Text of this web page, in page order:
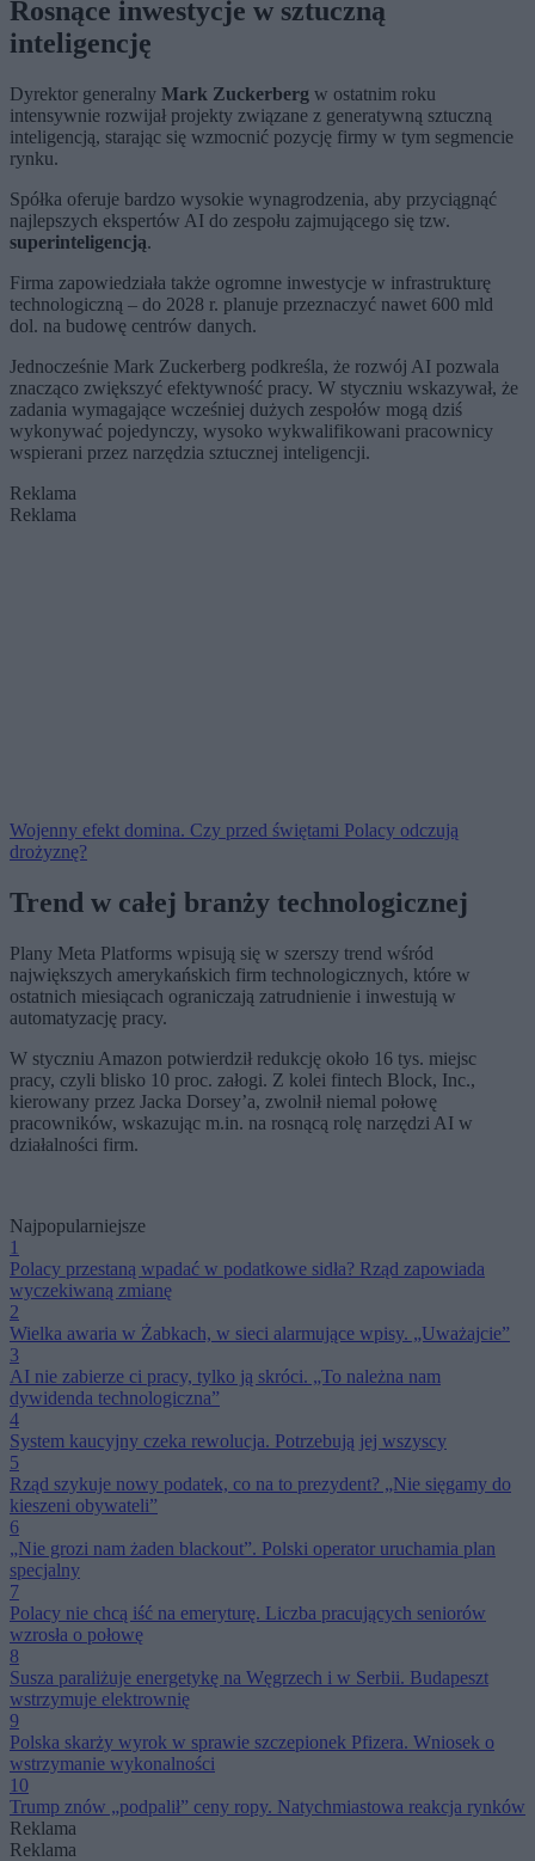
Rosnące inwestycje w sztuczną
inteligencję
Dyrektor generalny Mark Zuckerberg w ostatnim roku
intensywnie rozwijał projekty związane z generatywną sztuczną
inteligencją, starając się wzmocnić pozycję firmy w tym segmencie
rynku.
Spółka oferuje bardzo wysokie wynagrodzenia, aby przyciągnąć
najlepszych ekspertów AI do zespołu zajmującego się tzw.
superinteligencją.
Firma zapowiedziała także ogromne inwestycje w infrastrukturę
technologiczną – do 2028 r. planuje przeznaczyć nawet 600 mld
dol. na budowę centrów danych.
Jednocześnie Mark Zuckerberg podkreśla, że rozwój AI pozwala
znacząco zwiększyć efektywność pracy. W styczniu wskazywał, że
zadania wymagające wcześniej dużych zespołów mogą dziś
wykonywać pojedynczy, wysoko wykwalifikowani pracownicy
wspierani przez narzędzia sztucznej inteligencji.
Reklama
Reklama
Wojenny efekt domina. Czy przed świętami Polacy odczują
drożyznę?
Trend w całej branży technologicznej
Plany Meta Platforms wpisują się w szerszy trend wśród
największych amerykańskich firm technologicznych, które w
ostatnich miesiącach ograniczają zatrudnienie i inwestują w
automatyzację pracy.
W styczniu Amazon potwierdził redukcję około 16 tys. miejsc
pracy, czyli blisko 10 proc. załogi. Z kolei fintech Block, Inc.,
kierowany przez Jacka Dorsey’a, zwolnił niemal połowę
pracowników, wskazując m.in. na rosnącą rolę narzędzi AI w
działalności firm.
Najpopularniejsze
1
Polacy przestaną wpadać w podatkowe sidła? Rząd zapowiada
wyczekiwaną zmianę
2
Wielka awaria w Żabkach, w sieci alarmujące wpisy. „Uważajcie”
3
AI nie zabierze ci pracy, tylko ją skróci. „To należna nam
dywidenda technologiczna”
4
System kaucyjny czeka rewolucja. Potrzebują jej wszyscy
5
Rząd szykuje nowy podatek, co na to prezydent? „Nie sięgamy do
kieszeni obywateli”
6
„Nie grozi nam żaden blackout”. Polski operator uruchamia plan
specjalny
7
Polacy nie chcą iść na emeryturę. Liczba pracujących seniorów
wzrosła o połowę
8
Susza paraliżuje energetykę na Węgrzech i w Serbii. Budapeszt
wstrzymuje elektrownię
9
Polska skarży wyrok w sprawie szczepionek Pfizera. Wniosek o
wstrzymanie wykonalności
10
Trump znów „podpalił” ceny ropy. Natychmiastowa reakcja rynków
Reklama
Reklama